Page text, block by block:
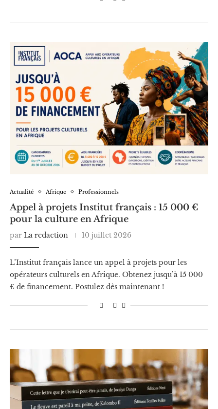
Actualité Afrique Professionnels
Appel à projets Institut français : 15 000 €
pour la culture en Afrique
par La redaction 10 juillet 2026
L’Institut français lance un appel à projets pour les
opérateurs culturels en Afrique. Obtenez jusqu’à 15 000
€ de financement. Postulez dès maintenant !